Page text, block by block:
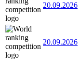
20.09.2026
20.09.2026